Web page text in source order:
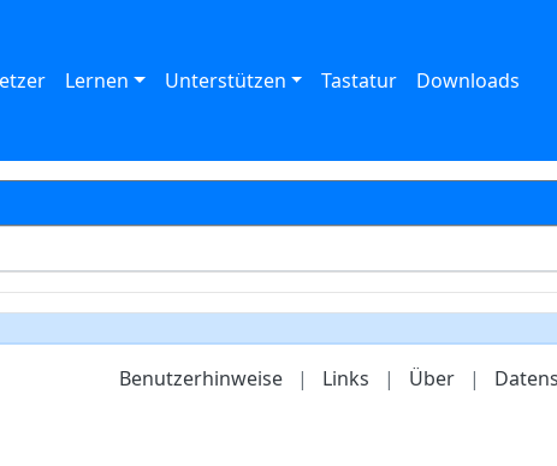
Lernen Unterstützen Tastatur Downloads
Benutzerhinweise | Links | Über |